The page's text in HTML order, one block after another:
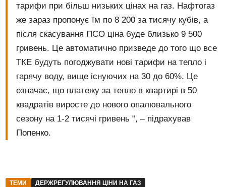
тарифи при більш низьких цінах на газ. Нафтогаз
же зараз пропонує їм по 8 200 за тисячу кубів, а
після скасування ПСО ціна буде близько 9 500
гривень. Це автоматично призведе до того що все
ТКЕ будуть погоджувати нові тарифи на тепло і
гарячу воду, вище існуючих на 30 до 60%. Це
означає, що платежу за тепло в квартирі в 50
квадратів виросте до нового опалювального
сезону на 1-2 тисячі гривень “, – підрахував
Попенко.
ТЕМИ ДЕРЖРЕГУЛЮВАННЯ ЦІНИ НА ГАЗ